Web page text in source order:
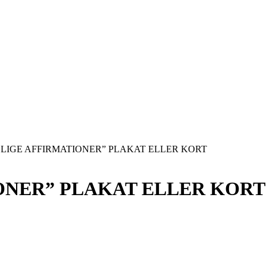
AFFIRMATIONER” PLAKAT ELLER KORT
PLAKAT ELLER KORT